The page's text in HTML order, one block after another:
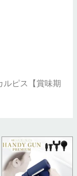
ルピス【賞味期